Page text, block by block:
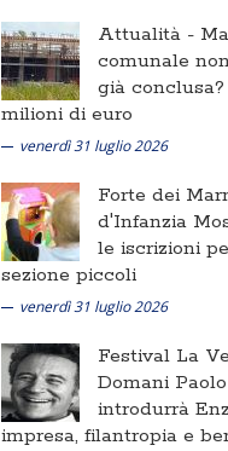
Attualità -
comunale
già
milioni di euro
venerdì 31 luglio 2026
Forte dei
d'Infanzia
le iscrizioni
sezione piccoli
venerdì 31 luglio 2026
Festival La
Domani
introdurrà
impresa, filantropia e